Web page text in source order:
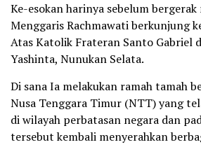
Ke-esokan harinya sebelum bergerak
Menggaris Rachmawati berkunjung
Atas Katolik Frateran Santo Gabriel
Yashinta, Nunukan Selata.
Di sana Ia melakukan ramah tamah
Nusa Tenggara Timur (NTT) yang
di wilayah perbatasan negara dan
tersebut kembali menyerahkan